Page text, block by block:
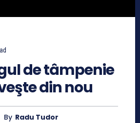
de tâmpenie
din nou
By Radu Tudor